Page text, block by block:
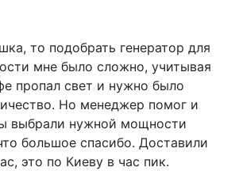
то подобрать генератор для
мне было сложно, учитывая
пропал свет и нужно было
Но менеджер помог и
выбрали нужной мощности
большое спасибо. Доставили
это по Киеву в час пик.